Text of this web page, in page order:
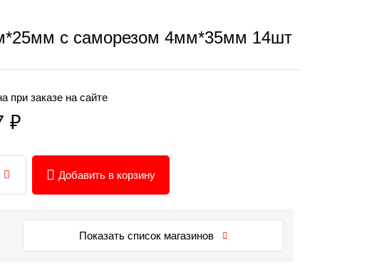
с саморезом 4мм*35мм 14шт
при заказе на сайте
₽
Добавить в корзину
Показать список магазинов